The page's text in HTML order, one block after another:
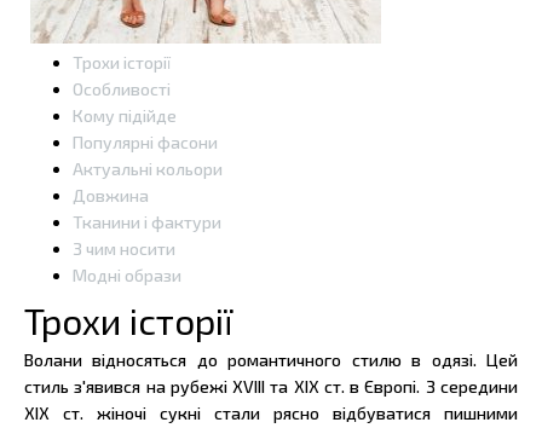
Трохи історії
Особливості
Кому підійде
Популярні фасони
Актуальні кольори
Довжина
Тканини і фактури
З чим носити
Модні образи
Трохи історії
Волани відносяться до романтичного стилю в одязі. Цей
стиль з'явився на рубежі XVIII та XIX ст. в Європі. З середини
XIX ст. жіночі сукні стали рясно відбуватися пишними